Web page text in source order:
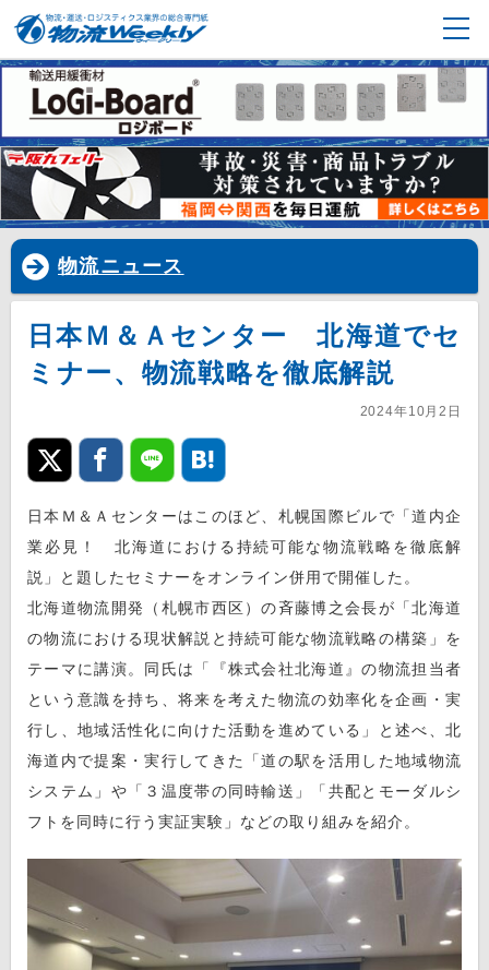
物流ニュース
日本Ｍ＆Ａセンター 北海道でセ
ミナー、物流戦略を徹底解説
2024年10月2日
日本Ｍ＆Ａセンターはこのほど、札幌国際ビルで「道内企
業必見！ 北海道における持続可能な物流戦略を徹底解
説」と題したセミナーをオンライン併用で開催した。
北海道物流開発（札幌市西区）の斉藤博之会長が「北海道
の物流における現状解説と持続可能な物流戦略の構築」を
テーマに講演。同氏は「『株式会社北海道』の物流担当者
という意識を持ち、将来を考えた物流の効率化を企画・実
行し、地域活性化に向けた活動を進めている」と述べ、北
海道内で提案・実行してきた「道の駅を活用した地域物流
システム」や「３温度帯の同時輸送」「共配とモーダルシ
フトを同時に行う実証実験」などの取り組みを紹介。